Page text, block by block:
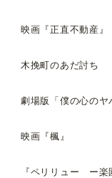
映画『正直不動産』
木挽町のあだ討ち
劇場版「僕の心のヤ
映画『楓』
『ペリリュー ー楽